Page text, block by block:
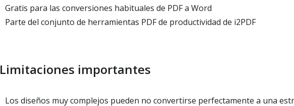
Gratis para las conversiones habituales de PDF a Word
Parte del conjunto de herramientas PDF de productividad de i2PDF
Limitaciones importantes
Los diseños muy complejos pueden no convertirse perfectamente a una